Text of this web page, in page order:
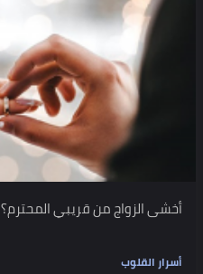
أخشى الزواج من قريبي المحترم؟
أسرار القلوب